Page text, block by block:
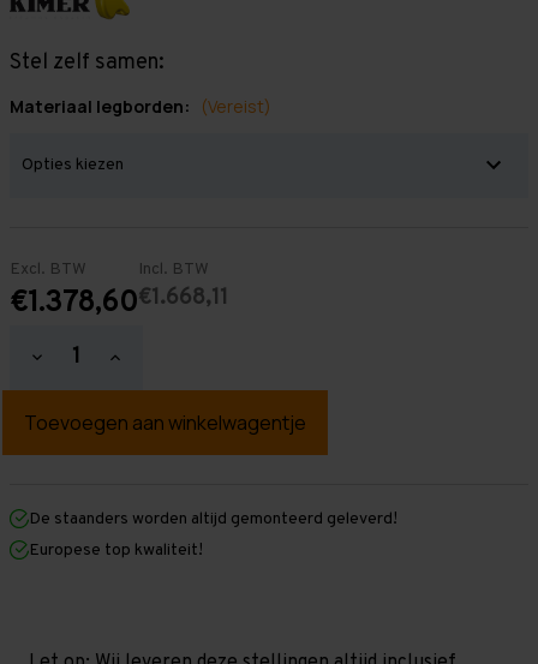
Stel zelf samen:
Materiaal legborden: (Vereist)
Excl. BTW
€1.378,60
Incl. BTW
€1.668,11
Hoeveelheid
verlagen
Grootvakstelling
mm
mm
x
1.000
niveaus
Hoeveelheid
verhogen
Grootvakstelling
mm
mm
1.000
niveaus
De staanders worden altijd gemonteerd geleverd!
Europese top kwaliteit!